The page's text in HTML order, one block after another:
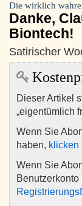
Die wirklich
Danke,
Biontech!
Satirischer
Dieser Artikel
„eigentümlich
Wenn Sie
haben, klicken
Wenn Sie